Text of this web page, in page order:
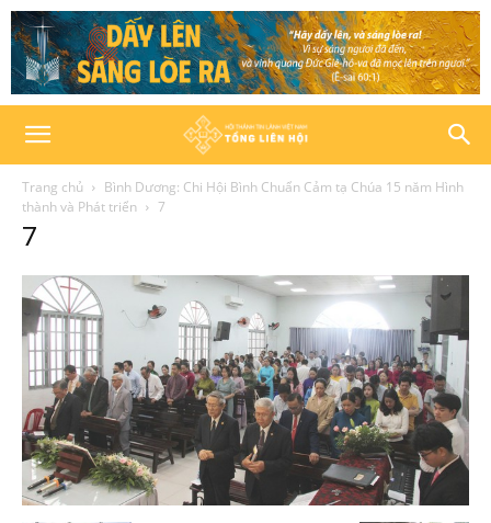
Trang chủ
Bình Dương: Chi Hội Bình Chuẩn Cảm tạ Chúa 15 năm Hình
thành và Phát triển
7
7